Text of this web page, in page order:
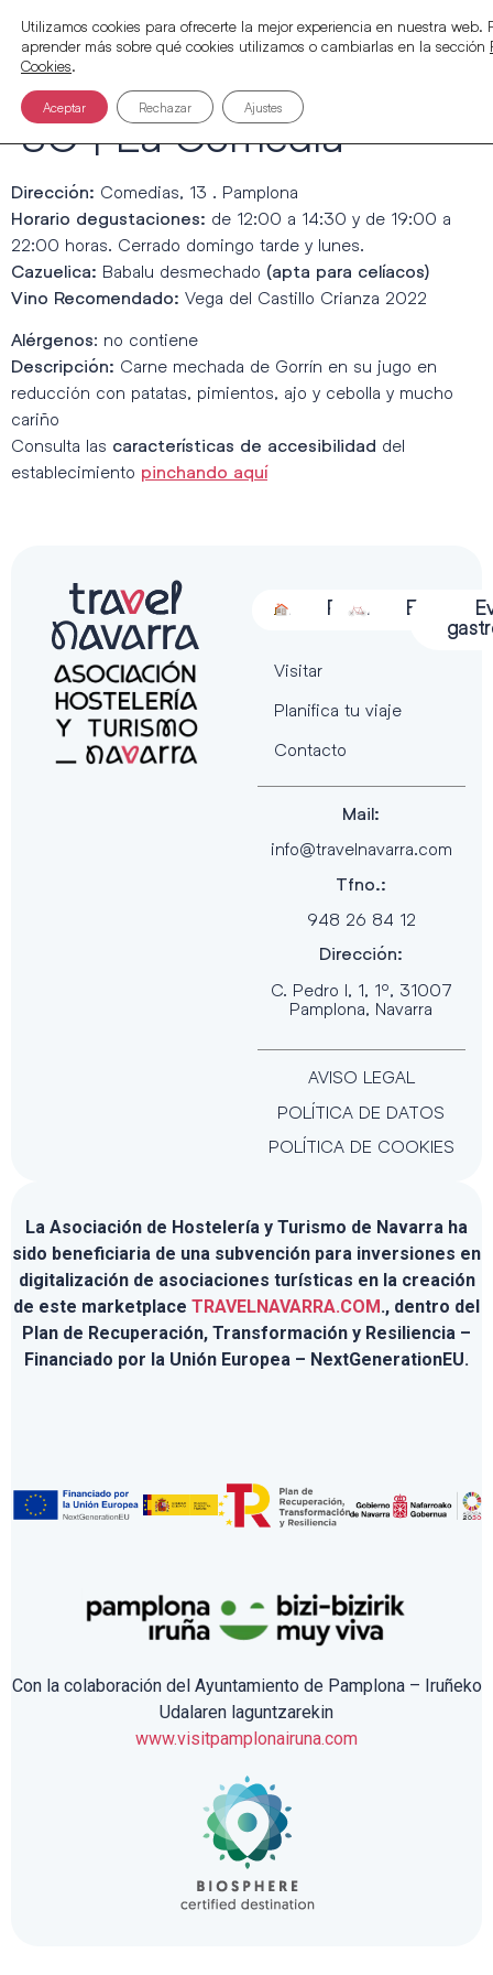
SC | La Comedia
Dirección: Comedias, 13 . Pamplona
Horario degustaciones: de 12:00 a 14:30 y de 19:00 a
22:00 horas. Cerrado domingo tarde y lunes.
Cazuelica: Babalu desmechado (apta para celíacos)
Vino Recomendado: Vega del Castillo Crianza 2022
Alérgenos: no contiene
Descripción: Carne mechada de Gorrín en su jugo en
reducción con patatas, pimientos, ajo y cebolla y mucho
cariño
Consulta las características de accesibilidad del
establecimiento pinchando aquí
Alojamiento
Restauración
Actividades
Visitar
Planifica tu viaje
Contacto
Mail:
info@travelnavarra.com
Tfno.:
948 26 84 12
Dirección:
C. Pedro I, 1, 1º, 31007
Pamplona, Navarra
AVISO LEGAL
POLÍTICA DE DATOS
POLÍTICA DE COOKIES
La Asociación de Hostelería y Turismo de Navarra ha
sido beneficiaria de una subvención para inversiones en
digitalización de asociaciones turísticas en la creación
de este marketplace TRAVELNAVARRA.COM ., dentro del
Plan de Recuperación, Transformación y Resiliencia –
Financiado por la Unión Europea – NextGenerationEU.
Con la colaboración del Ayuntamiento de Pamplona – Iruñeko
Udalaren laguntzarekin
www.visitpamplonairuna.com
Utilizamos cookies para ofrecerte la mejor experiencia en nuestra web.
aprender más sobre qué cookies utilizamos o cambiarlas en la sección
Cookies.
Aceptar Rechazar Ajustes